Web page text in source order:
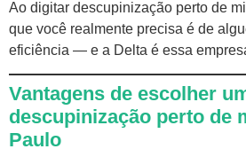
Ao digitar descupinização perto de
que você realmente precisa é de
eficiência — e a Delta é essa
Vantagens de escolher
descupinização perto de
Paulo